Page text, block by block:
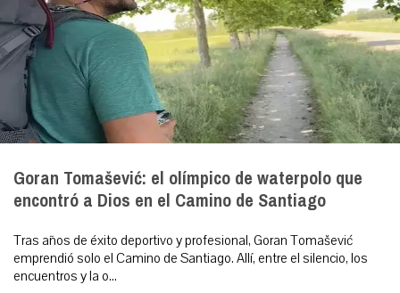
Goran Tomašević: el olímpico de waterpolo que
encontró a Dios en el Camino de Santiago
Tras años de éxito deportivo y profesional, Goran Tomašević
emprendió solo el Camino de Santiago. Allí, entre el silencio, los
encuentros y la o...